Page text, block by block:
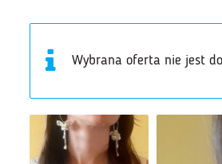
Wybrana oferta nie jest